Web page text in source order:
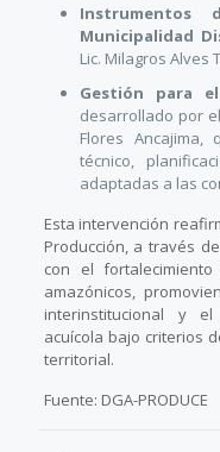
Municipalidad
Lic. Milagros Alves
Gestión para
desarrollado por
Flores
técnico,
adaptadas a las
Esta intervención
Producción, a través
con el
amazónicos,
interinstitucional y
acuícola bajo criterios
territorial.
Fuente: DGA-PRODUCE